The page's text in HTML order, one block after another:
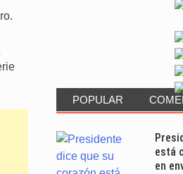
POPULAR
está
en